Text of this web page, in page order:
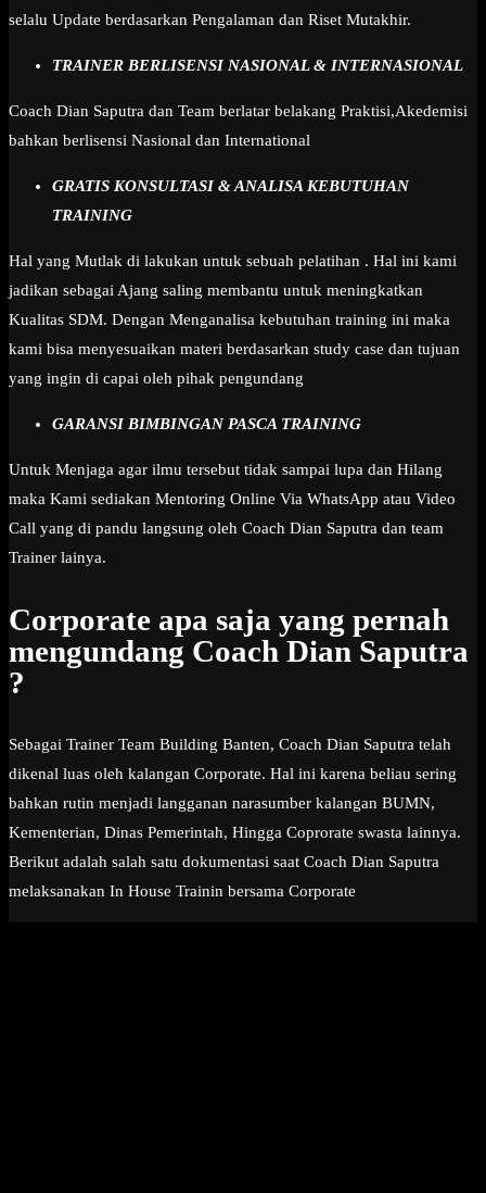
selalu Update berdasarkan Pengalaman dan Riset Mutakhir.
TRAINER BERLISENSI NASIONAL & INTERNASIONAL
Coach Dian Saputra dan Team berlatar belakang Praktisi,Akedemisi
bahkan berlisensi Nasional dan International
GRATIS KONSULTASI & ANALISA KEBUTUHAN
TRAINING
Hal yang Mutlak di lakukan untuk sebuah pelatihan . Hal ini kami
jadikan sebagai Ajang saling membantu untuk meningkatkan
Kualitas SDM. Dengan Menganalisa kebutuhan training ini maka
kami bisa menyesuaikan materi berdasarkan study case dan tujuan
yang ingin di capai oleh pihak pengundang
GARANSI BIMBINGAN PASCA TRAINING
Untuk Menjaga agar ilmu tersebut tidak sampai lupa dan Hilang
maka Kami sediakan Mentoring Online Via WhatsApp atau Video
Call yang di pandu langsung oleh Coach Dian Saputra dan team
Trainer lainya.
Corporate apa saja yang pernah
mengundang Coach Dian Saputra
?
Sebagai Trainer Team Building Banten, Coach Dian Saputra telah
dikenal luas oleh kalangan Corporate. Hal ini karena beliau sering
bahkan rutin menjadi langganan narasumber kalangan BUMN,
Kementerian, Dinas Pemerintah, Hingga Coprorate swasta lainnya.
Berikut adalah salah satu dokumentasi saat Coach Dian Saputra
melaksanakan In House Trainin bersama Corporate